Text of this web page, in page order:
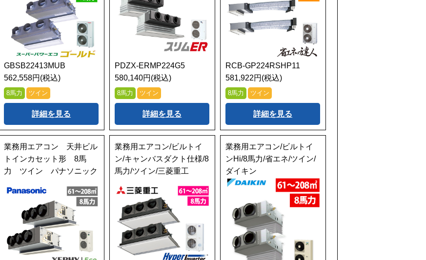
GBSB22413MUB
562,558円(税込)
8馬力 ツイン
詳細を見る
PDZX-ERMP224G5
580,140円(税込)
8馬力 ツイン
詳細を見る
RCB-GP224RSHP11
581,922円(税込)
8馬力 ツイン
詳細を見る
業務用エアコン 天井ビル
トインカセット形 8馬
力 ツイン パナソニック
業務用エアコン/ビルトイ
ン/キャンバスダクト仕様/8
馬力/ツイン/三菱重工
業務用エアコン/ビルトイ
ンHi/8馬力/省エネ/ツイン/
ダイキン